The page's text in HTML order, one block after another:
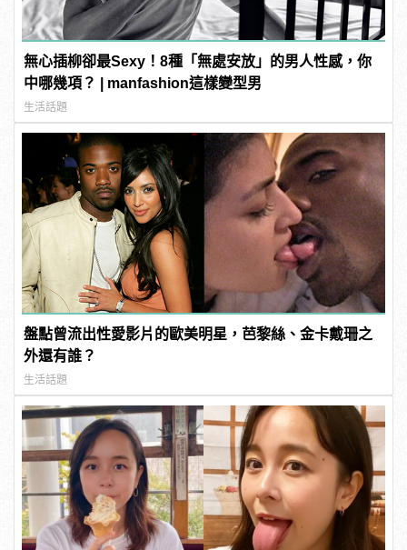
無心插柳卻最Sexy！8種「無處安放」的男人性感，你
中哪幾項？ | manfashion這樣變型男
生活話題
盤點曾流出性愛影片的歐美明星，芭黎絲、金卡戴珊之
外還有誰？
生活話題